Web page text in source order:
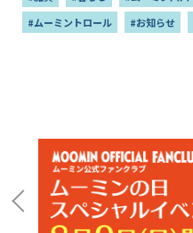
#ムーミントロール
#お知らせ